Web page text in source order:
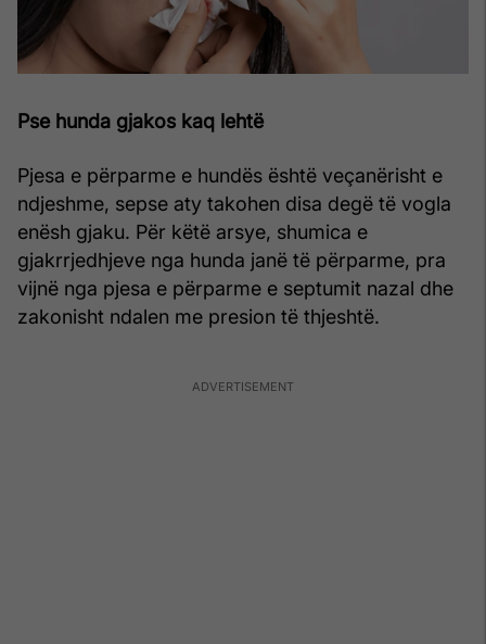
Pse hunda gjakos kaq lehtë
Pjesa e përparme e hundës është veçanërisht e
ndjeshme, sepse aty takohen disa degë të vogla
enësh gjaku. Për këtë arsye, shumica e
gjakrrjedhjeve nga hunda janë të përparme, pra
vijnë nga pjesa e përparme e septumit nazal dhe
zakonisht ndalen me presion të thjeshtë.